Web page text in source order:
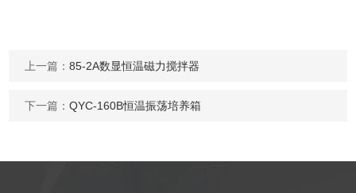
上一篇：85-2A数显恒温磁力搅拌器
下一篇：QYC-160B恒温振荡培养箱